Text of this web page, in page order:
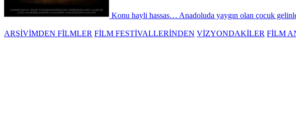
Konu hayli hassas… Anadoluda yaygın olan çocuk
ARŞİVİMDEN FİLMLER FİLM FESTİVALLERİNDEN VİZYONDAKİLER FİLM